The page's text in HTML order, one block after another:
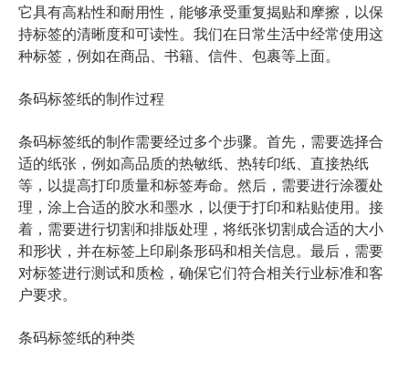
它具有高粘性和耐用性，能够承受重复揭贴和摩擦，以保
持标签的清晰度和可读性。我们在日常生活中经常使用这
种标签，例如在商品、书籍、信件、包裹等上面。
条码标签纸的制作过程
条码标签纸的制作需要经过多个步骤。首先，需要选择合
适的纸张，例如高品质的热敏纸、热转印纸、直接热纸
等，以提高打印质量和标签寿命。然后，需要进行涂覆处
理，涂上合适的胶水和墨水，以便于打印和粘贴使用。接
着，需要进行切割和排版处理，将纸张切割成合适的大小
和形状，并在标签上印刷条形码和相关信息。最后，需要
对标签进行测试和质检，确保它们符合相关行业标准和客
户要求。
条码标签纸的种类